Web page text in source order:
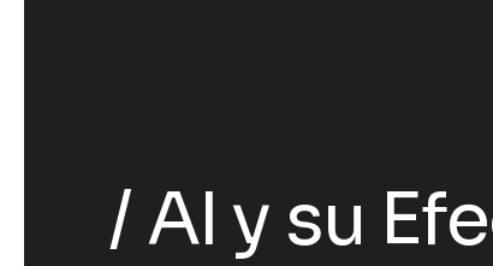
AI y su